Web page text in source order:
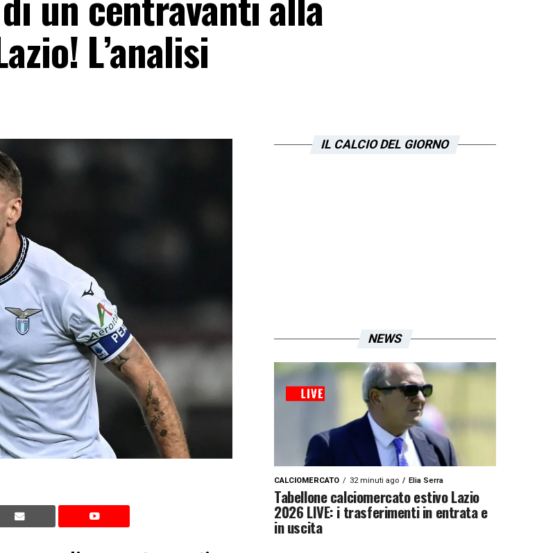
L’analisi
IL CALCIO DEL GIORNO
NEWS
CALCIOMERCATO 32 minuti ago Elia Serra
Tabellone calciomercato estivo Lazio
2026 LIVE: i trasferimenti in entrata e
in uscita